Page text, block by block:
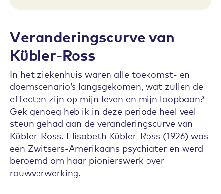
Veranderingscurve van
Kübler-Ross
In het ziekenhuis waren alle toekomst- en
doemscenario’s langsgekomen, wat zullen de
effecten zijn op mijn leven en mijn loopbaan?
Gek genoeg heb ik in deze periode heel veel
steun gehad aan de veranderingscurve van
Kübler-Ross. Elisabeth Kübler-Ross (1926) was
een Zwitsers-Amerikaans psychiater en werd
beroemd om haar pionierswerk over
rouwverwerking.